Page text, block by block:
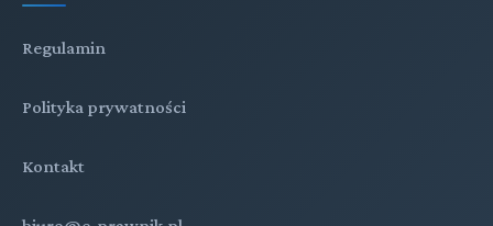
Regulamin
Polityka prywatności
Kontakt